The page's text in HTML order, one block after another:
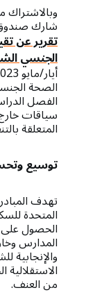
وبالاشتراك
شارك
تقرير عن
الجنسي
الصحة
الفصل
سياقات
المتعلقة
توسيع
تهدف
المتحدة
الحصول
المدارس
الاستقلالية
من العنف.